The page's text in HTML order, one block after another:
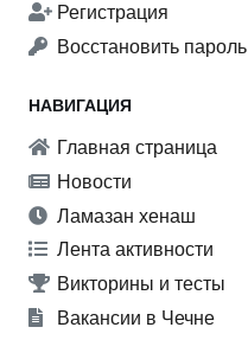
Регистрация
Восстановить пароль
НАВИГАЦИЯ
Главная страница
Новости
Ламазан хенаш
Лента активности
Викторины и тесты
Вакансии в Чечне